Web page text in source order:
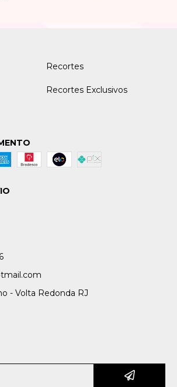
Recortes
Recortes Exclusivos
- Volta Redonda RJ